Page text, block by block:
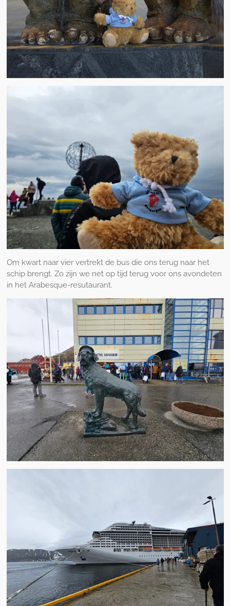
Om kwart naar vier vertrekt de bus die ons terug naar het
schip brengt. Zo zijn we net op tijd terug voor ons avondeten
in het Arabesque-resutaurant.